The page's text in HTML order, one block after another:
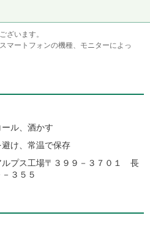
ざいます。
マートフォンの機種、モニターによっ
ル、酒かす
け、常温で保存
プス工場〒３９９－３７０１ 長
３５５